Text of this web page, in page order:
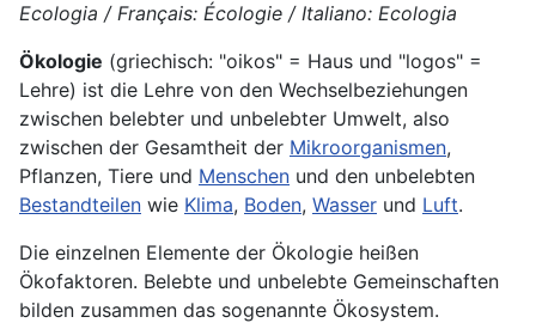
Ecologia / Français: Écologie / Italiano: Ecologia
Ökologie (griechisch: "oikos" = Haus und "logos" =
Lehre) ist die Lehre von den Wechselbeziehungen
zwischen belebter und unbelebter Umwelt, also
zwischen der Gesamtheit der Mikroorganismen,
Pflanzen, Tiere und Menschen und den unbelebten
Bestandteilen wie Klima, Boden, Wasser und Luft.
Die einzelnen Elemente der Ökologie heißen
Ökofaktoren. Belebte und unbelebte Gemeinschaften
bilden zusammen das sogenannte Ökosystem.